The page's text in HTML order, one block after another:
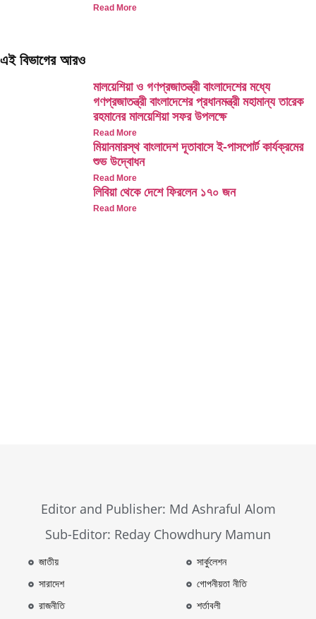
Read More
এই বিভাগের আরও
মালয়েশিয়া ও গণপ্রজাতন্ত্রী বাংলাদেশের মধ্যে
গণপ্রজাতন্ত্রী বাংলাদেশের প্রধানমন্ত্রী মহামান্য তারেক
রহমানের মালয়েশিয়া সফর উপলক্ষে
Read More
মিয়ানমারস্থ বাংলাদেশ দূতাবাসে ই-পাসপোর্ট কার্যক্রমের
শুভ উদ্বোধন
Read More
লিবিয়া থেকে দেশে ফিরলেন ১৭০ জন
Read More
Editor and Publisher: Md Ashraful Alom
Sub-Editor: Reday Chowdhury Mamun
জাতীয়
সারাদেশ
রাজনীতি
সার্কুলেশন
গোপনীয়তা নীতি
শর্তাবলী